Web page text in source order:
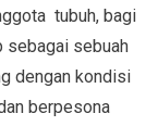
tubuh, bagi
sebagai sebuah
dengan kondisi
berpesona